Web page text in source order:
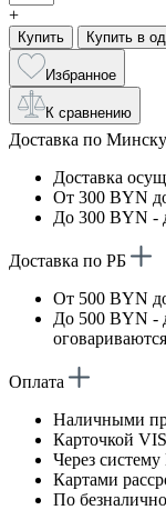
+
Купить Купить в
Избранное
К сравнению
Доставка по Минску
Доставка
От 300 BYN
До 300 BYN -
Доставка по РБ
От 500 BYN
До 500 BYN -
Оплата
Наличными
Карточкой
Через
Картами
По